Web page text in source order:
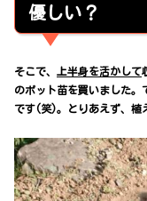
優しい？
そこで、 上半身を活かして
のポット苗を買いました。
です(笑)。とりあえず、植